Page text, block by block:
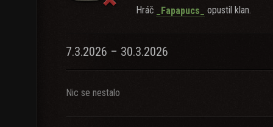
Hráč _Fapapucs_ opustil klan.
7.3.2026 – 30.3.2026
Nic se nestalo